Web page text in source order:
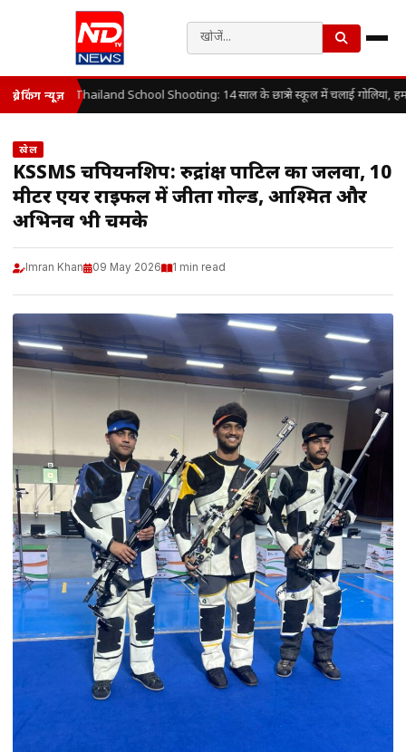
ब्रेकिंग न्यूज़ Thailand School Shooting: 14 साल के छात्र ने स्कूल में चलाई गोलियां,
खेल
KSSMS चैंपियनशिप: रुद्रांक्ष पाटिल का जलवा, 10
मीटर एयर राइफल में जीता गोल्ड, आश्मित और
अभिनव भी चमके
Imran Khan 09 May 2026 1 min read